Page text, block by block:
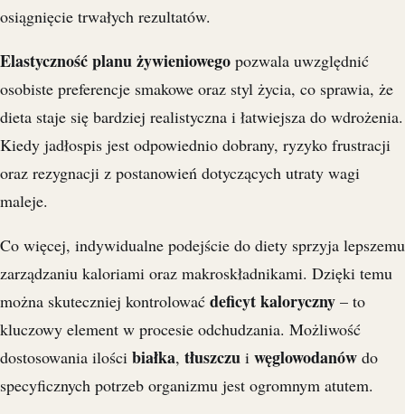
osiągnięcie trwałych rezultatów.
Elastyczność planu żywieniowego pozwala uwzględnić
osobiste preferencje smakowe oraz styl życia, co sprawia, że
dieta staje się bardziej realistyczna i łatwiejsza do wdrożenia.
Kiedy jadłospis jest odpowiednio dobrany, ryzyko frustracji
oraz rezygnacji z postanowień dotyczących utraty wagi
maleje.
Co więcej, indywidualne podejście do diety sprzyja lepszemu
zarządzaniu kaloriami oraz makroskładnikami. Dzięki temu
można skuteczniej kontrolować deficyt kaloryczny – to
kluczowy element w procesie odchudzania. Możliwość
dostosowania ilości białka, tłuszczu i węglowodanów do
specyficznych potrzeb organizmu jest ogromnym atutem.